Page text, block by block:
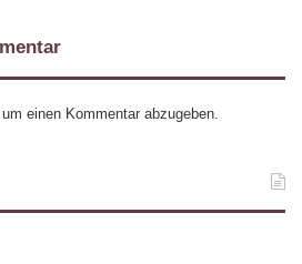
einen Kommentar abzugeben.